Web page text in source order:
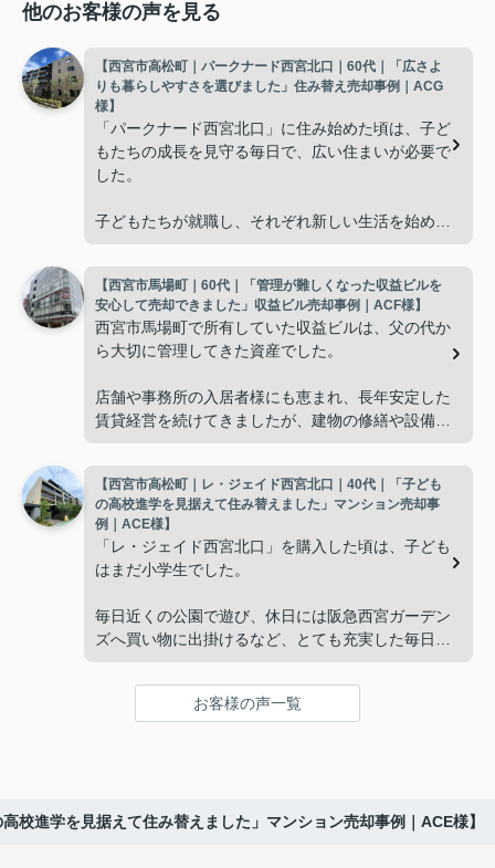
他のお客様の声を見る
【西宮市高松町｜パークナード西宮北口｜60代｜「広さよ
りも暮らしやすさを選びました」住み替え売却事例｜ACG
様】
「パークナード西宮北口」に住み始めた頃は、子ど
もたちの成長を見守る毎日で、広い住まいが必要で
した。
子どもたちが就職し、それぞれ新しい生活を始める
使わない部屋が増え、
「今の私たちには少し広すぎるね。」
掃除や管理の負担も考え、夫婦二人にちょうど良い
インフィニティエステートさんへ相談すると、「パ
ークナード西宮北口」の査定だけでなく、住み替え
先とのスケジュールや資金計画まで丁寧にサポート
してくださいました。
販売活動では、西宮北口駅へのアクセス、阪急西宮
ガーデンズ、医療機関や買い物施設など、将来も安
した。
【西宮市馬場町｜60代｜「管理が難しくなった収益ビルを
安心して売却できました」収益ビル売却事例｜ACF様】
西宮市馬場町で所有していた収益ビルは、父の代か
ら大切に管理してきた資産でした。
店舗や事務所の入居者様にも恵まれ、長年安定した
賃貸経営を続けてきましたが、建物の修繕や設備更
子どもたちはそれぞれ別の仕事に就いており、
「将来、このビルの管理を任せるのは難しいかもし
れない。」
と家族で話し合うようになりました。
インフィニティエステートさんへ相談すると、収益
投資家向けの販売方法をご提案いただきました。
【西宮市高松町｜レ・ジェイド西宮北口｜40代｜「子ども
の高校進学を見据えて住み替えました」マンション売却事
例｜ACE様】
「レ・ジェイド西宮北口」を購入した頃は、子ども
はまだ小学生でした。
毎日近くの公園で遊び、休日には阪急西宮ガーデン
ズへ買い物に出掛けるなど、とても充実した毎日を
年月が経ち、子どもが高校進学を意識する年齢にな
お客様の声一覧
校進学を見据えて住み替えました」マンション売却事例｜ACE様】